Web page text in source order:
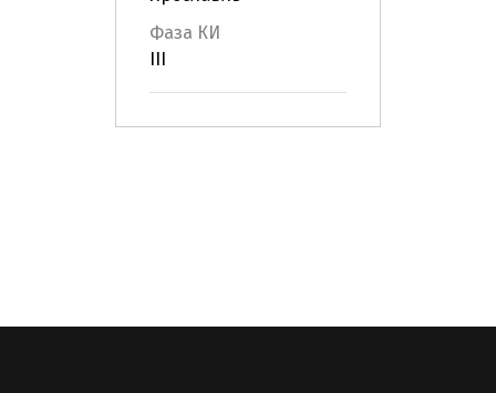
Фаза КИ